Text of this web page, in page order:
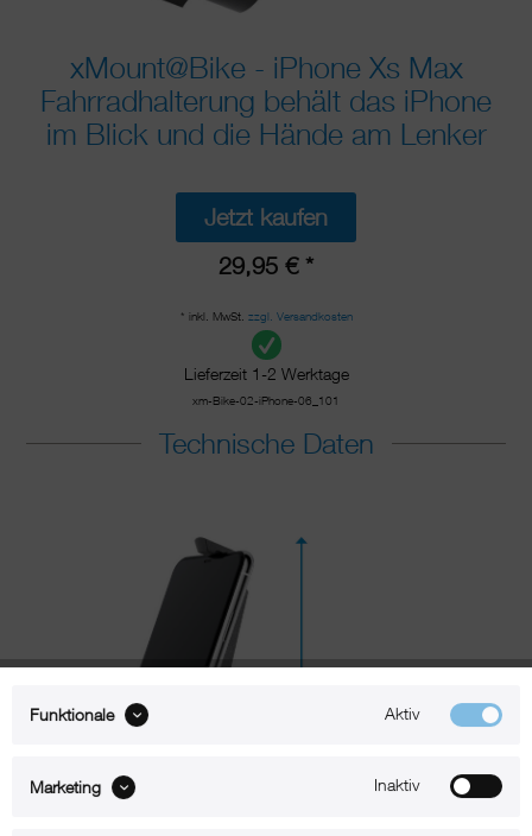
xMount@Bike - iPhone Xs Max
Fahrradhalterung behält das iPhone
im Blick und die Hände am Lenker
Jetzt kaufen
29,95 € *
* inkl. MwSt. zzgl. Versandkosten
Lieferzeit 1-2 Werktage
xm-Bike-02-iPhone-06_101
Technische Daten
Funktionale Aktiv
Marketing Inaktiv